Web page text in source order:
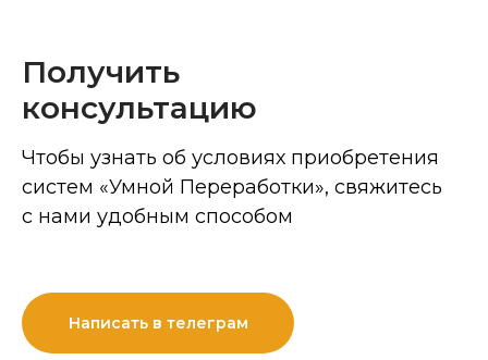
Чтобы узнать об условиях приобретения
систем «Умной Переработки», свяжитесь
с нами удобным способом
Написать в телеграм
Получить
консультацию